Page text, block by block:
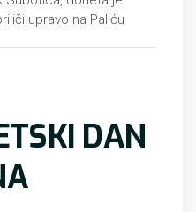
upravo na Paliću
DAN